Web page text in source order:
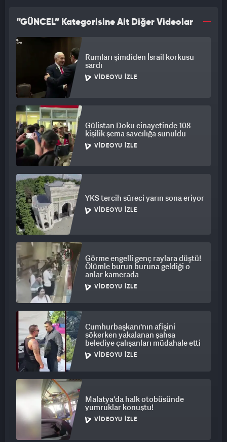
“GÜNCEL” Kategorisine Ait Diğer Videolar
Rumları şimdiden İsrail korkusu
sardı
VIDEOYU İZLE
Gülistan Doku cinayetinde 108
kişilik şema savcılığa sunuldu
VIDEOYU İZLE
YKS tercih süreci yarın sona eriyor
VIDEOYU İZLE
Görme engelli genç raylara düştü!
Ölümle burun buruna geldiği o
anlar kamerada
VIDEOYU İZLE
Cumhurbaşkanı'nın afişini
sökerken yakalanan şahsa
belediye çalışanları müdahale etti
VIDEOYU İZLE
Malatya'da halk otobüsünde
yumruklar konuştu!
VIDEOYU İZLE